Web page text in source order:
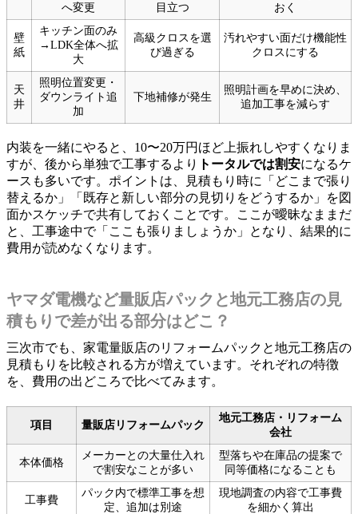
へ変更
目立つ
おく
壁
紙
キッチン面のみ
→LDK全体へ拡
大
高級クロスを選
び過ぎる
汚れやすい面だけ機能性
クロスにする
天
井
照明位置変更・
ダウンライト追
加
下地補修が発生
照明計画を早めに決め、
追加工事を減らす
内装を一緒にやると、10〜20万円ほど上振れしやすくなりま
すが、後から単独で工事するより
トータルでは割安になるケ
ースも多いです。ポイントは、見積もり時に「どこまで張り
替えるか」「既存と新しい部分の見切りをどうするか」を図
面かスケッチで共有しておくことです。ここが曖昧なままだ
と、工事途中で「ここも張りましょうか」となり、結果的に
費用が読めなくなります。
ヤマダ電機など量販店パックと地元工務店の見
積もりで差が出る部分はどこ？
三次市でも、家電量販店のリフォームパックと地元工務店の
見積もりを比較される方が増えています。それぞれの特徴
を、費用の出どころで比べてみます。
項目 量販店リフォームパック
地元工務店・リフォーム
会社
本体価格
メーカーとの大量仕入れ
で割安なことが多い
型落ちや在庫品の提案で
同等価格になることも
工事費
パック内で標準工事を想
定、追加は別途
現地調査の内容で工事費
を細かく算出